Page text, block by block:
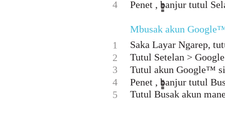
4
Penet , banjur tutul
Mbusak akun
1
Saka Layar Ngarep,
2
Tutul Setelan >
3
Tutul akun Google™
4
Penet , banjur tutul
5
Tutul Busak akun